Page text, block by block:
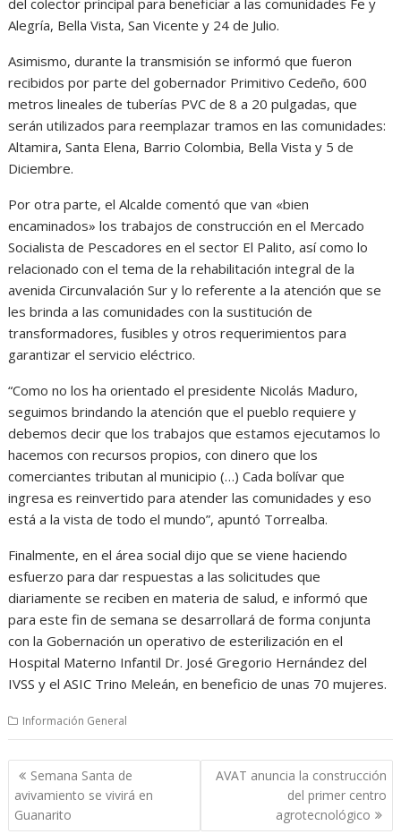
Alegría, Bella Vista, San Vicente y 24 de Julio.
Asimismo, durante la transmisión se informó que fueron
recibidos por parte del gobernador Primitivo Cedeño, 600
metros lineales de tuberías PVC de 8 a 20 pulgadas, que
serán utilizados para reemplazar tramos en las comunidades:
Altamira, Santa Elena, Barrio Colombia, Bella Vista y 5 de
Diciembre.
Por otra parte, el Alcalde comentó que van «bien
encaminados» los trabajos de construcción en el Mercado
Socialista de Pescadores en el sector El Palito, así como lo
relacionado con el tema de la rehabilitación integral de la
avenida Circunvalación Sur y lo referente a la atención que se
les brinda a las comunidades con la sustitución de
transformadores, fusibles y otros requerimientos para
garantizar el servicio eléctrico.
“Como no los ha orientado el presidente Nicolás Maduro,
seguimos brindando la atención que el pueblo requiere y
debemos decir que los trabajos que estamos ejecutamos lo
hacemos con recursos propios, con dinero que los
comerciantes tributan al municipio (…) Cada bolívar que
ingresa es reinvertido para atender las comunidades y eso
está a la vista de todo el mundo”, apuntó Torrealba.
Finalmente, en el área social dijo que se viene haciendo
esfuerzo para dar respuestas a las solicitudes que
diariamente se reciben en materia de salud, e informó que
para este fin de semana se desarrollará de forma conjunta
con la Gobernación un operativo de esterilización en el
Hospital Materno Infantil Dr. José Gregorio Hernández del
IVSS y el ASIC Trino Meleán, en beneficio de unas 70 mujeres.
Información General
Navegación
de
entradas
Semana Santa de
avivamiento se vivirá en
Guanarito
AVAT anuncia la construcción
del primer centro
agrotecnológico